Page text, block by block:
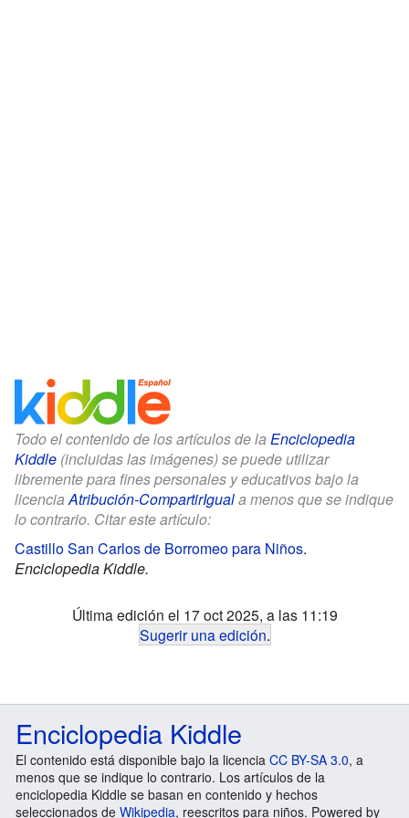
Todo el contenido de los artículos de la Enciclopedia
Kiddle (incluidas las imágenes) se puede utilizar
libremente para fines personales y educativos bajo la
licenciaAtribución-CompartirIguala menos que se indique
lo contrario. Citar este artículo:
Castillo San Carlos de Borromeo para Niños.
Enciclopedia Kiddle.
Última edición el 17 oct 2025, a las 11:19
Sugerir una edición.
Enciclopedia Kiddle
El contenido está disponible bajo la licencia CC BY-SA 3.0, a
menos que se indique lo contrario. Los artículos de la
enciclopedia Kiddle se basan en contenido y hechos
seleccionados de Wikipedia, reescritos para niños. Powered by